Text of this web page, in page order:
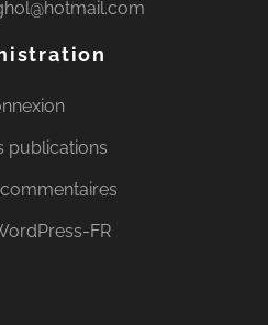
publications
FR